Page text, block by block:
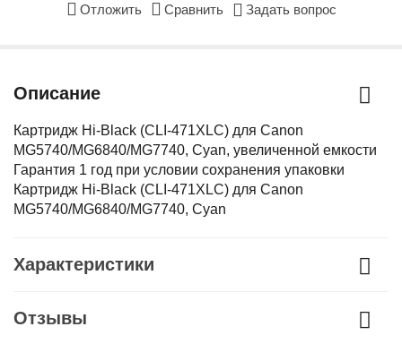
Отложить Сравнить Задать вопрос
Описание
Картридж Hi-Black (CLI-471XLC) для Canon
MG5740/MG6840/MG7740, Cyan, увеличенной емкости
Гарантия 1 год при условии сохранения упаковки
Картридж Hi-Black (CLI-471XLC) для Canon
MG5740/MG6840/MG7740, Cyan
Характеристики
Отзывы